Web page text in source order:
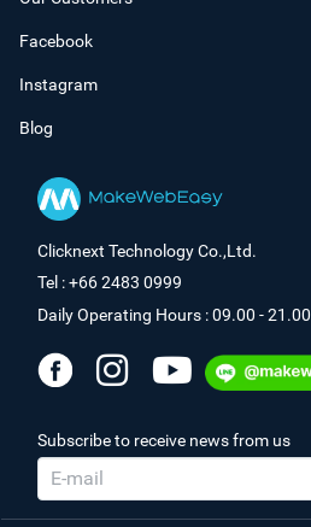
Facebook
Instagram
Blog
Clicknext Technology Co.,Ltd.
Tel : +66 2483 0999
Daily Operating Hours : 09.00 - 21.00
Subscribe to receive news from us